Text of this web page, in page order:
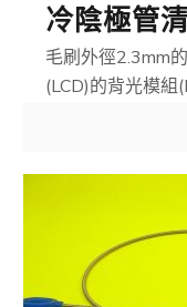
冷陰極管
毛刷外徑2.3mm
(LCD)的背光模組